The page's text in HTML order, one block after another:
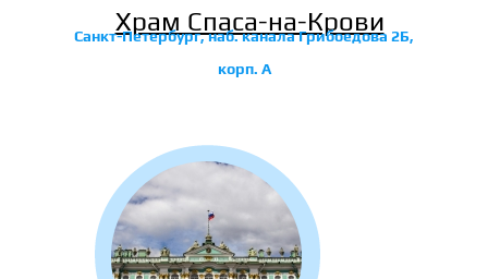
Храм Спаса-на-Крови
Санкт-Петербург, наб. канала Грибоедова 2Б,
корп. А